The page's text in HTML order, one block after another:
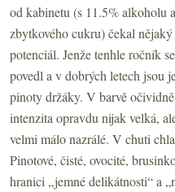
od kabinetu (s 11.5% alkoholu
zbytkového cukru) čekal
potenciál. Jenže tenhle ročník
povedl a v dobrých letech jsou
pinoty držáky. V barvě
intenzita opravdu nijak velká,
velmi málo nazrálé. V chuti
Pinotové, čisté, ovocité,
hranici „jemné delikátnosti“ a